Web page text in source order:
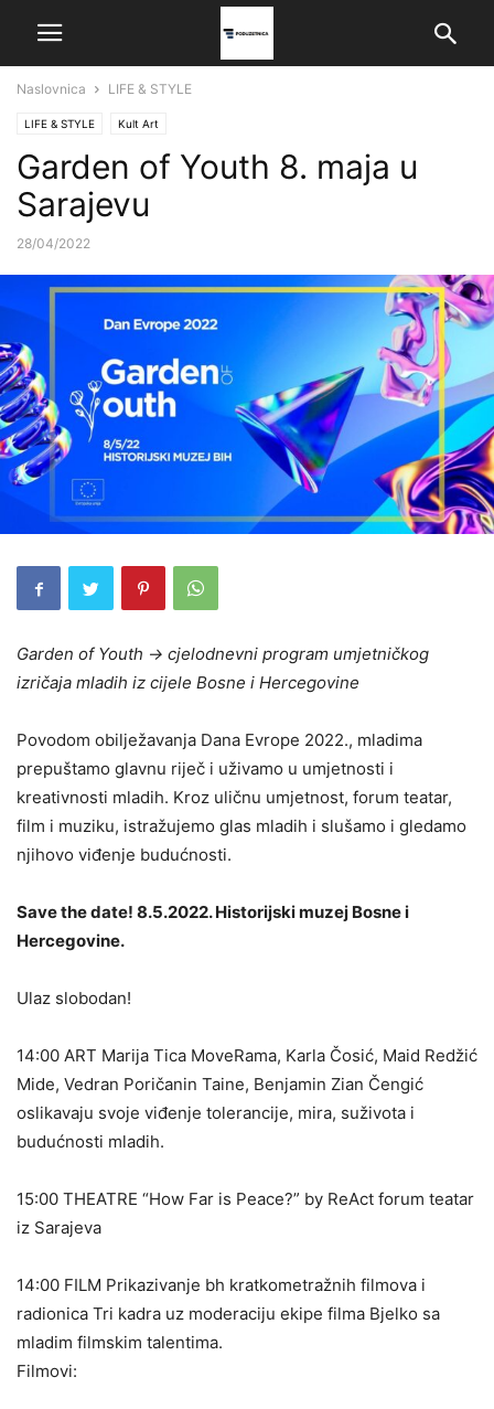
Naslovnica LIFE & STYLE
LIFE & STYLE Kult Art
Garden of Youth 8. maja u
Sarajevu
28/04/2022
Garden of Youth → cjelodnevni program umjetničkog
izričaja mladih iz cijele Bosne i Hercegovine
Povodom obilježavanja Dana Evrope 2022., mladima
prepuštamo glavnu riječ i uživamo u umjetnosti i
kreativnosti mladih. Kroz uličnu umjetnost, forum teatar,
film i muziku, istražujemo glas mladih i slušamo i gledamo
njihovo viđenje budućnosti.
Save the date! 8.5.2022. Historijski muzej Bosne i
Hercegovine.
Ulaz slobodan!
14:00 ART Marija Tica MoveRama, Karla Čosić, Maid Redžić
Mide, Vedran Poričanin Taine, Benjamin Zian Čengić
oslikavaju svoje viđenje tolerancije, mira, suživota i
budućnosti mladih.
15:00 THEATRE “How Far is Peace?” by ReAct forum teatar
iz Sarajeva
14:00 FILM Prikazivanje bh kratkometražnih filmova i
radionica Tri kadra uz moderaciju ekipe filma Bjelko sa
mladim filmskim talentima.
Filmovi: